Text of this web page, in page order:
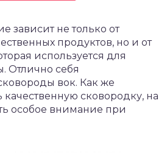
зависит не только от
продуктов, но и от
используется для
Отлично себя
вок. Как же
сковородку, на
особое внимание при